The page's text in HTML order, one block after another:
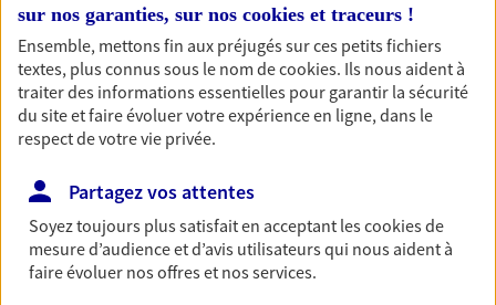
Nos offres phares
Épargne
Réalisez vos projets grâce à votre épargne : achat
immobilier, études des enfants ou voyage autour
du monde… Épargnez à votre rythme et
simplement, selon votre profil.
sur nos garanties, sur nos cookies et traceurs !
Ensemble, mettons fin aux préjugés sur ces petits fichiers
textes, plus connus sous le nom decookies. Ils nous aident à
traiter des informations essentielles pour garantir la sécurité
du site et faire évoluer votre expérience en ligne, dans le
respect de votre vie privée.
Partagez vos attentes
Soyez toujours plus satisfait en acceptant lescookiesde
mesure d’audience et d’avis utilisateurs qui nous aident à
faire évoluer nos offres et nos services.